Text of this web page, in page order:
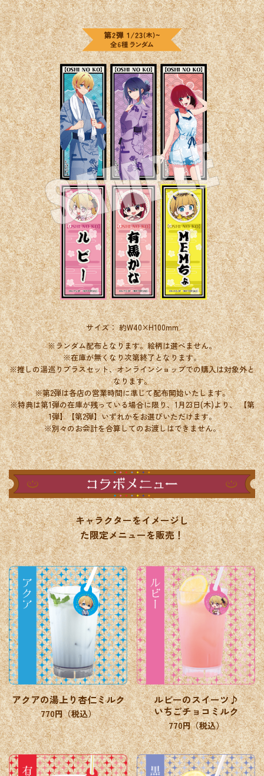
サイズ： 約W40×H100mm
※ランダム配布となります。絵柄は選べません。
※在庫が無くなり次第終了となります。
※推しの湯巡りプラスセット、オンラインショップでの購入は対象外と
なります。
※第2弾は各店の営業時間に準じて配布開始いたします。
※特典は第1弾の在庫が残っている場合に限り、1月23日(木)より、【第
1弾】【第2弾】いずれかをお選びいただけます。
※別々のお会計を合算してのお渡しはできません。
キャラクターをイメージし
た限定メニューを販売！
アクアの湯上り杏仁ミルク
770円（税込）
ルビーのスイーツ♪
いちごチョコミルク
770円（税込）